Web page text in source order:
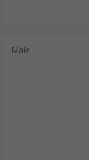
Male